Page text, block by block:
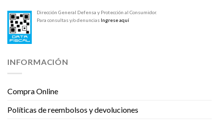
Dirección General Defensa y Protección al Consumidor.
Para consultas y/o denuncias Ingrese aquí
INFORMACIÓN
Compra Online
Políticas de reembolsos y devoluciones